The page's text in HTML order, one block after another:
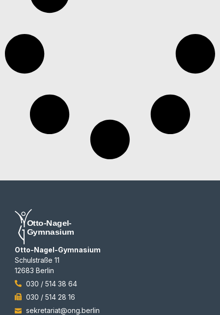
Otto-Nagel-Gymnasium
Schulstraße 11
12683 Berlin
030 / 514 38 64
030 / 514 28 16
sekretariat@ong.berlin